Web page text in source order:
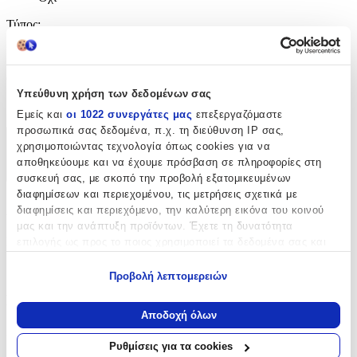
Υπεύθυνη χρήση των δεδομένων σας
Εμείς και οι 1022 συνεργάτες μας επεξεργαζόμαστε
προσωπικά σας δεδομένα, π.χ. τη διεύθυνση IP σας,
χρησιμοποιώντας τεχνολογία όπως cookies για να
αποθηκεύουμε και να έχουμε πρόσβαση σε πληροφορίες στη
συσκευή σας, με σκοπό την προβολή εξατομικευμένων
διαφημίσεων και περιεχομένου, τις μετρήσεις σχετικά με
διαφημίσεις και περιεχόμενο, την καλύτερη εικόνα του κοινού
μας και την ανάπτυξη προϊόντων. Έχετε τη δυνατότητα
Να συλλέξουμε πληροφορίες σχετικά με τη γεωγραφική
σας τοποθεσία, οι οποίες μπορεί να είναι ακριβείς σε
απόσταση μερικών μέτρων
Προβολή λεπτομερειών
Αποδοχή όλων
Ρυθμίσεις για τα cookies
Τύπος:
Χαρακτηριστικά
+
Χαρακτηριστικά
Βασικά Χαρακτηριστικά
Χρώμα Υλικού: